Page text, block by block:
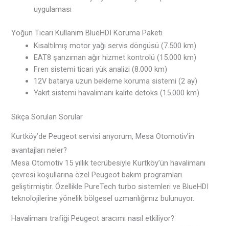
uygulaması
Yoğun Ticari Kullanım BlueHDI Koruma Paketi
Kısaltılmış motor yağı servis döngüsü (7.500 km)
EAT8 şanzıman ağır hizmet kontrolü (15.000 km)
Fren sistemi ticari yük analizi (8.000 km)
12V batarya uzun bekleme koruma sistemi (2 ay)
Yakıt sistemi havalimanı kalite detoks (15.000 km)
Sıkça Sorulan Sorular
Kurtköy’de Peugeot servisi arıyorum, Mesa Otomotiv’in
avantajları neler?
Mesa Otomotiv 15 yıllık tecrübesiyle Kurtköy’ün havalimanı
çevresi koşullarına özel Peugeot bakım programları
geliştirmiştir. Özellikle PureTech turbo sistemleri ve BlueHDI
teknolojilerine yönelik bölgesel uzmanlığımız bulunuyor.
Havalimanı trafiği Peugeot aracımı nasıl etkiliyor?